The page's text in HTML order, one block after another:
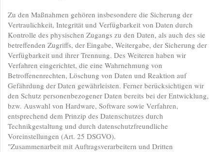
Zu den Maßnahmen gehören insbesondere die Sicherung der
Vertraulichkeit, Integrität und Verfügbarkeit von Daten durch
Kontrolle des physischen Zugangs zu den Daten, als auch des sie
betreffenden Zugriffs, der Eingabe, Weitergabe, der Sicherung der
Verfügbarkeit und ihrer Trennung. Des Weiteren haben wir
Verfahren eingerichtet, die eine Wahrnehmung von
Betroffenenrechten, Löschung von Daten und Reaktion auf
Gefährdung der Daten gewährleisten. Ferner berücksichtigen wir
den Schutz personenbezogener Daten bereits bei der Entwicklung,
bzw. Auswahl von Hardware, Software sowie Verfahren,
entsprechend dem Prinzip des Datenschutzes durch
Technikgestaltung und durch datenschutzfreundliche
Voreinstellungen (Art. 25 DSGVO).
"Zusammenarbeit mit Auftragsverarbeitern und Dritten